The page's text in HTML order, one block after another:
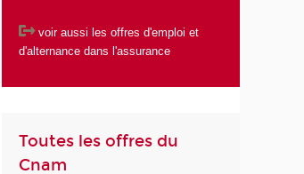
voir aussi lesoffres d'emploi et
d'alternance dans l'assurance
Toutes les offres du
Cnam